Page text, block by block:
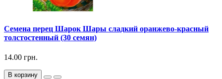
Семена перец Шарок Шары сладкий оранжево-красный
толстостенный (30 семян)
14.00 грн.
В корзину